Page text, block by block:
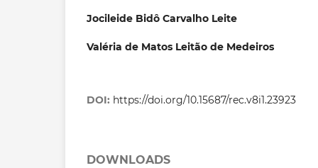
Jocileide Bidô Carvalho Leite
Valéria de Matos Leitão de Medeiros
DOI: https://doi.org/10.15687/rec.v8i1.23923
DOWNLOADS